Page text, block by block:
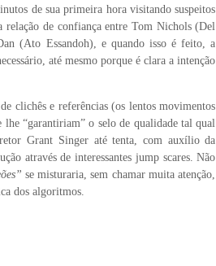
de sua primeira hora visitando suspeitos
relação de confiança entre Tom Nichols (Del
(Ato Essandoh), e quando isso é feito, a
até mesmo porque é clara a intenção
clichês e referências (os lentos movimentos
“garantiriam” o selo de qualidade tal qual
Grant Singer até tenta, com auxílio da
através de interessantes jump scares. Não
se misturaria, sem chamar muita atenção,
dos algoritmos.